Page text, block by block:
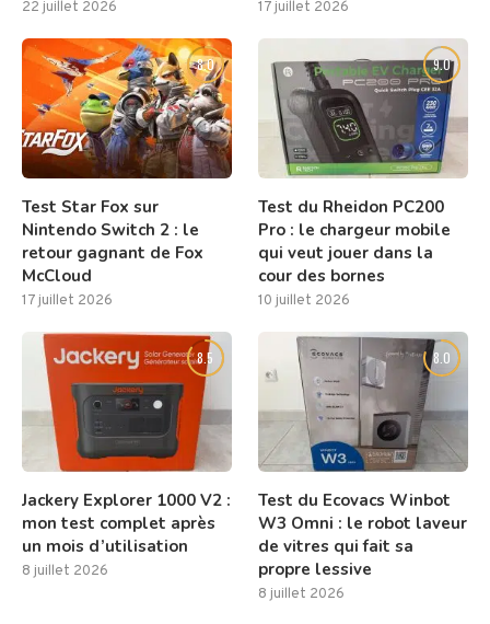
22 juillet 2026 17 juillet 2026
8.0
Test Star Fox sur
Nintendo Switch 2 : le
retour gagnant de Fox
McCloud
17 juillet 2026
9.0
Test du Rheidon PC200
Pro : le chargeur mobile
qui veut jouer dans la
cour des bornes
10 juillet 2026
8.5
Jackery Explorer 1000 V2 :
mon test complet après
un mois d’utilisation
8 juillet 2026
8.0
Test du Ecovacs Winbot
W3 Omni : le robot laveur
de vitres qui fait sa
propre lessive
8 juillet 2026